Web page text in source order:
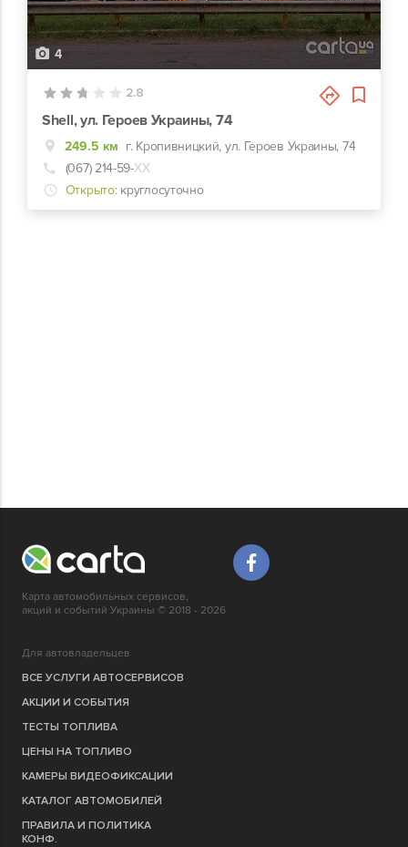
4
2.8
Shell, ул. Героев Украины, 74
249.5 км г. Кропивницкий, ул. Героев Украины, 74
(067) 214-59-ХХ
Открыто: круглосуточно
Карта автомобильных сервисов,
акций и событий Украины © 2018 - 2026
Для автовладельцев
ВСЕ УСЛУГИ АВТОСЕРВИСОВ
АКЦИИ И СОБЫТИЯ
ТЕСТЫ ТОПЛИВА
ЦЕНЫ НА ТОПЛИВО
КАМЕРЫ ВИДЕОФИКСАЦИИ
КАТАЛОГ АВТОМОБИЛЕЙ
ПРАВИЛА И ПОЛИТИКА
КОНФ.